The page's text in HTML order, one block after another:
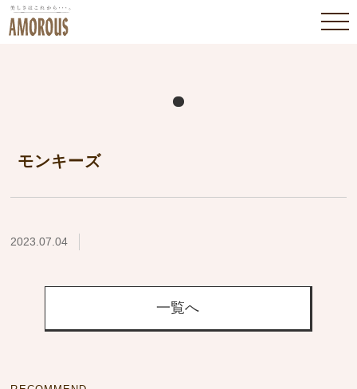
モンキーズ
2023.07.04
一覧へ